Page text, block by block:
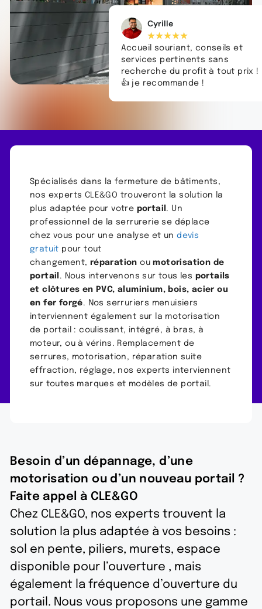
Cyrille
★★★★★
Accueil souriant, conseils et
services pertinents sans
recherche du profit à tout prix !
👍 je recommande !
Spécialisés dans la fermeture de bâtiments,
nos experts CLE&GO trouveront la solution la
plus adaptée pour votre portail . Un
professionnel de la serrurerie se déplace
chez vous pour une analyse et undevis
gratuit pour tout
changement, réparation oumotorisation de
portail . Nous intervenons sur tous les portails
et clôtures en PVC, aluminium, bois, acier ou
en fer forgé. Nos serruriers menuisiers
interviennent également sur la motorisation
de portail : coulissant, intégré, à bras, à
moteur, ou à vérins. Remplacement de
serrures, motorisation, réparation suite
effraction, réglage, nos experts interviennent
sur toutes marques et modèles de portail.
Besoin d’un dépannage, d’une
motorisation ou d’un nouveau portail ?
Faite appel à CLE&GO
Chez CLE&GO, nos experts trouvent la
solution la plus adaptée à vos besoins :
sol en pente, piliers, murets, espace
disponible pour l’ouverture , mais
également la fréquence d’ouverture du
portail. Nous vous proposons une gamme